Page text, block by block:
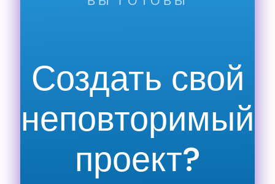
Создать свой
неповторимый
проект?